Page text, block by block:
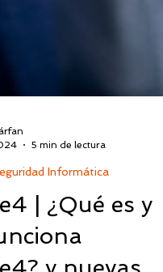
5 min de lectura
Informática
| ¿Qué es y